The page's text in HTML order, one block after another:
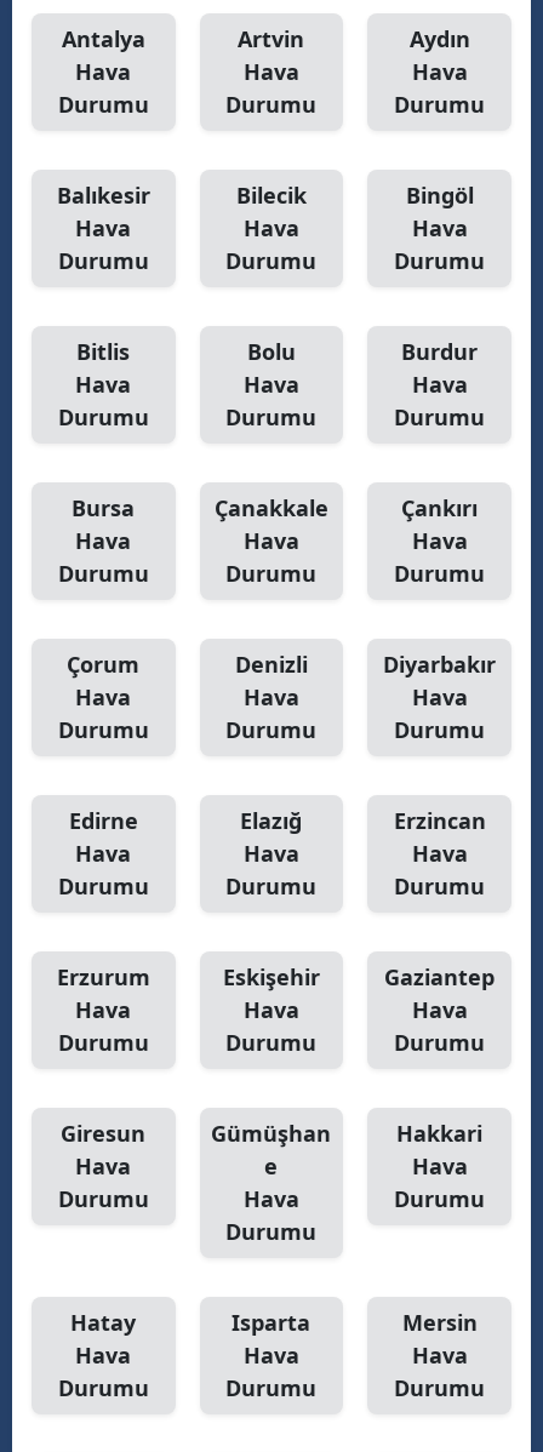
Sivas
Tekirdağ
Tokat
Tunceli
Şanlıurfa
Yozgat
Aksaray
Kırıkkale
Batman
Şırnak
Bartın
Ardahan
Iğdır
Yalova
Karabük
Kilis
Osmaniye
Antalya
Hava
Durumu
Artvin
Hava
Durumu
Aydın
Hava
Durumu
Balıkesir
Hava
Durumu
Bilecik
Hava
Durumu
Bingöl
Hava
Durumu
Bitlis
Hava
Durumu
Bolu
Hava
Durumu
Burdur
Hava
Durumu
Bursa
Hava
Durumu
Çanakkale
Hava
Durumu
Çankırı
Hava
Durumu
Çorum
Hava
Durumu
Denizli
Hava
Durumu
Diyarbakır
Hava
Durumu
Edirne
Hava
Durumu
Elazığ
Hava
Durumu
Erzincan
Hava
Durumu
Erzurum
Hava
Durumu
Eskişehir
Hava
Durumu
Gaziantep
Hava
Durumu
Giresun
Hava
Durumu
Gümüşhan
e
Hava
Durumu
Hakkari
Hava
Durumu
Hatay
Hava
Durumu
Isparta
Hava
Durumu
Mersin
Hava
Durumu